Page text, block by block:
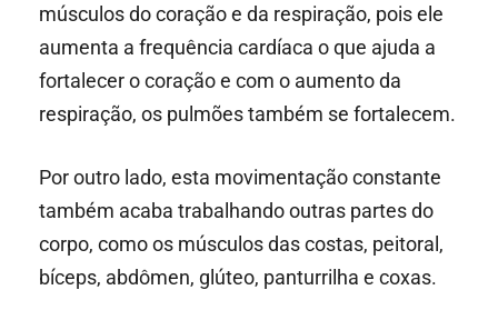
músculos do coração e da respiração, pois ele
aumenta a frequência cardíaca o que ajuda a
fortalecer o coração e com o aumento da
respiração, os pulmões também se fortalecem.
Por outro lado, esta movimentação constante
também acaba trabalhando outras partes do
corpo, como os músculos das costas, peitoral,
bíceps, abdômen, glúteo, panturrilha e coxas.